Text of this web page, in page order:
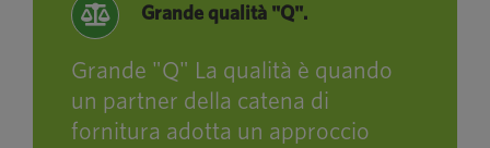
Grande qualità "Q".
Grande "Q" La qualità è quando
un partner della catena di
fornitura adotta un approccio